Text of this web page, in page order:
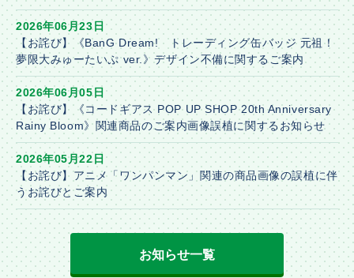
2026年06月23日
【お詫び】《BanG Dream! トレーディング缶バッジ 元祖！
夢限大みゅーたいぷ ver.》デザイン不備に関するご案内
2026年06月05日
【お詫び】《コードギアス POP UP SHOP 20th Anniversary
Rainy Bloom》関連商品のご案内画像誤植に関するお知らせ
2026年05月22日
【お詫び】アニメ「ワンパンマン」関連の商品画像の誤植に伴
うお詫びとご案内
お知らせ一覧